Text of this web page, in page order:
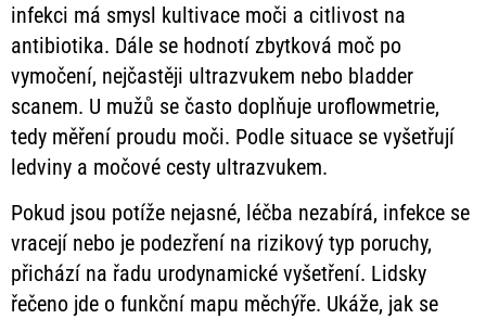
infekci má smysl kultivace moči a citlivost na
antibiotika. Dále se hodnotí zbytková moč po
vymočení, nejčastěji ultrazvukem nebo bladder
scanem. U mužů se často doplňuje uroflowmetrie,
tedy měření proudu moči. Podle situace se vyšetřují
ledviny a močové cesty ultrazvukem.
Pokud jsou potíže nejasné, léčba nezabírá, infekce se
vracejí nebo je podezření na rizikový typ poruchy,
přichází na řadu urodynamické vyšetření. Lidsky
řečeno jde o funkční mapu měchýře. Ukáže, jak se